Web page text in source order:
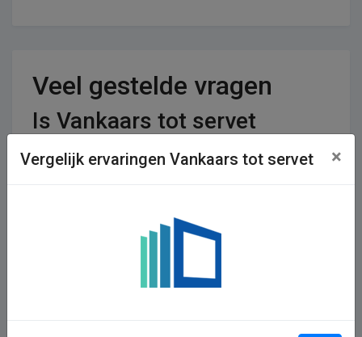
Veel gestelde vragen
Is Vankaars tot servet
betrouwbaar?
Vankaars tot servet zijn er 1 reviews achtergelaten en 0
Vergelijk ervaringen Vankaars tot servet ×